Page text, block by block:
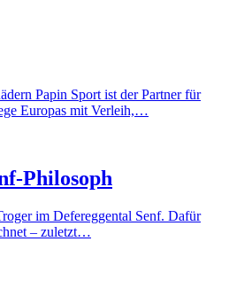
Papin Sport ist der Partner für
Europas mit Verleih,…
Philosoph
im Defereggental Senf. Dafür
– zuletzt…